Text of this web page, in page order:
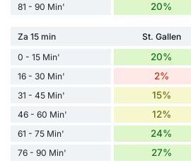
81 - 90 Min' 20%
Za 15 min St. Gallen
0 - 15 Min'
20%
16 - 30 Min' 2%
31 - 45 Min' 15%
46 - 60 Min' 12%
61 - 75 Min' 24%
76 - 90 Min' 27%